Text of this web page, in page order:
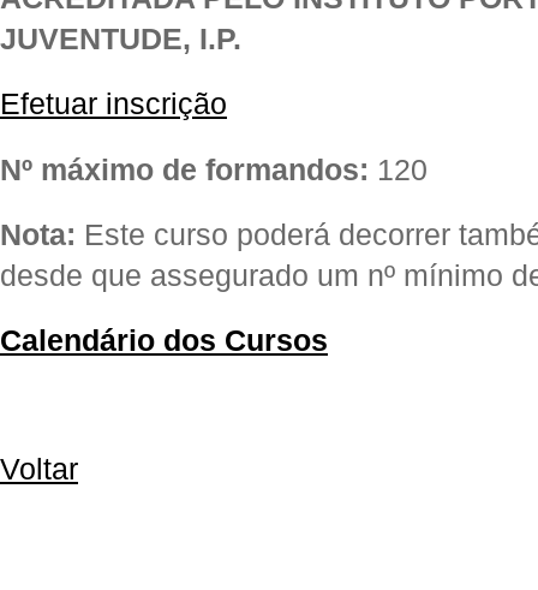
JUVENTUDE, I.P.
Efetuar inscrição
Nº máximo de formandos: 120
Nota: Este curso poderá decorrer
desde que assegurado um nº mínimo
Calendário dos Cursos
Voltar